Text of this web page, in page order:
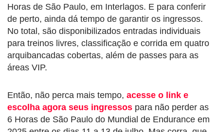
Horas de São Paulo, em Interlagos. E para conferir
de perto, ainda dá tempo de garantir os ingressos.
No total, são disponibilizados entradas individuais
para treinos livres, classificação e corrida em quatro
arquibancadas cobertas, além de passes para as
áreas VIP.
Então, não perca mais tempo, acesse o link e
escolha agora seus ingressos para não perder as
6 Horas de São Paulo do Mundial de Endurance em